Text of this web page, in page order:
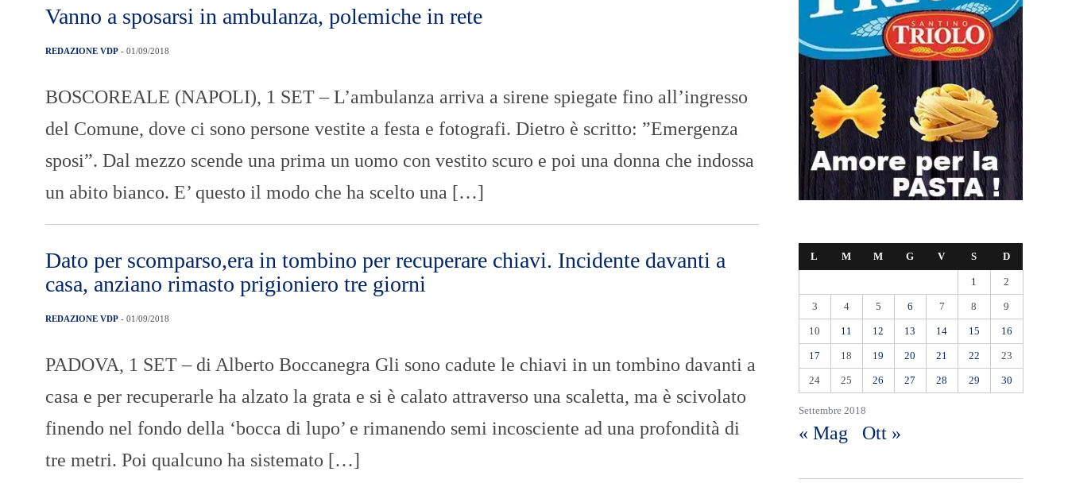
Vanno a sposarsi in ambulanza, polemiche in rete
REDAZIONE VDP - 01/09/2018
BOSCOREALE (NAPOLI), 1 SET – L’ambulanza arriva a sirene spiegate fino all’ingresso
del Comune, dove ci sono persone vestite a festa e fotografi. Dietro è scritto: ”Emergenza
sposi”. Dal mezzo scende una prima un uomo con vestito scuro e poi una donna che indossa
un abito bianco. E’ questo il modo che ha scelto una […]
Dato per scomparso,era in tombino per recuperare chiavi. Incidente davanti a
casa, anziano rimasto prigioniero tre giorni
REDAZIONE VDP - 01/09/2018
PADOVA, 1 SET – di Alberto Boccanegra Gli sono cadute le chiavi in un tombino davanti a
casa e per recuperarle ha alzato la grata e si è calato attraverso una scaletta, ma è scivolato
finendo nel fondo della ‘bocca di lupo’ e rimanendo semi incosciente ad una profondità di
tre metri. Poi qualcuno ha sistemato […]
Settembre 2018
L M M G V S D
1 2
3 4 5 6 7 8 9
10 11 12 13 14 15 16
17 18 19 20 21 22 23
24 25 26 27 28 29 30
« Mag Ott »